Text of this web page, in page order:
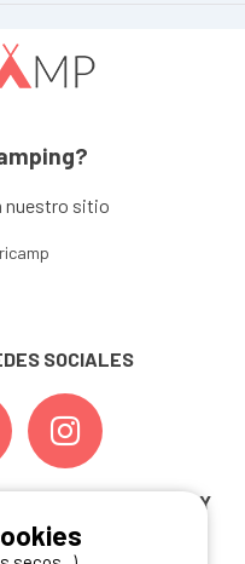
nuestro sitio
SOCIALES
OFERTAS, CONCURSOS Y
A NUESTRA